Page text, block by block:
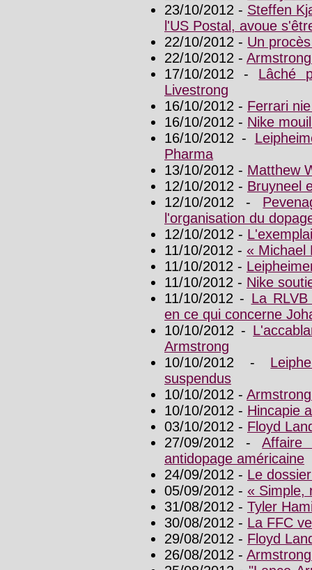
23/10/2012 - Steffen
l'US Postal, avoue
22/10/2012 - Un
22/10/2012 -
17/10/2012 - Lâché
Livestrong
16/10/2012 - Ferrari
16/10/2012 - Nike
16/10/2012 -
Pharma
13/10/2012 - Matthew
12/10/2012 - Bruyneel
12/10/2012 -
l'organisation du
12/10/2012 -
11/10/2012 - « Michael
11/10/2012 -
11/10/2012 - Nike
11/10/2012 - La
en ce qui concerne
10/10/2012 -
Armstrong
10/10/2012 -
suspendus
10/10/2012 -
10/10/2012 - Hincapie
03/10/2012 - Floyd
27/09/2012 -
antidopage américaine
24/09/2012 - Le
05/09/2012 - « Simple,
31/08/2012 - Tyler
30/08/2012 - La FFC
29/08/2012 - Floyd
26/08/2012 -